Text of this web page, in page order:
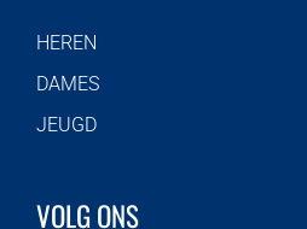
HEREN
DAMES
JEUGD
VOLG ONS